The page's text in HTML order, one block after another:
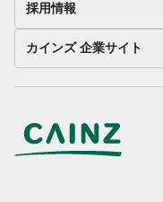
採用情報
カインズ 企業サイト